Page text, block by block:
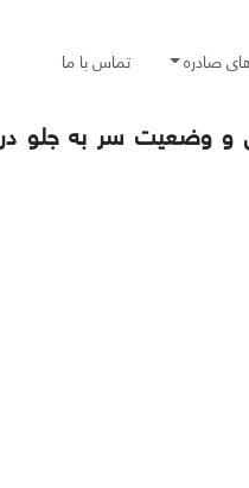
صادره تماس با ما
و وضعیت سر به جلو در